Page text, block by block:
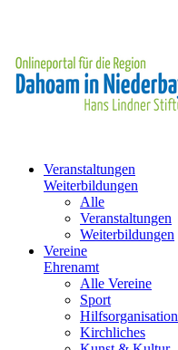
Veranstaltungen
Weiterbildungen
Alle
Veranstaltungen
Weiterbildungen
Vereine
Ehrenamt
Alle Vereine
Sport
Hilfsorganisation
Kirchliches